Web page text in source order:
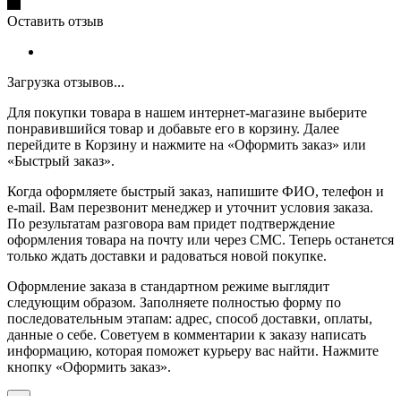
Оставить отзыв
Загрузка отзывов...
Для покупки товара в нашем интернет-магазине выберите
понравившийся товар и добавьте его в корзину. Далее
перейдите в Корзину и нажмите на «Оформить заказ» или
«Быстрый заказ».
Когда оформляете быстрый заказ, напишите ФИО, телефон и
e-mail. Вам перезвонит менеджер и уточнит условия заказа.
По результатам разговора вам придет подтверждение
оформления товара на почту или через СМС. Теперь останется
только ждать доставки и радоваться новой покупке.
Оформление заказа в стандартном режиме выглядит
следующим образом. Заполняете полностью форму по
последовательным этапам: адрес, способ доставки, оплаты,
данные о себе. Советуем в комментарии к заказу написать
информацию, которая поможет курьеру вас найти. Нажмите
кнопку «Оформить заказ».